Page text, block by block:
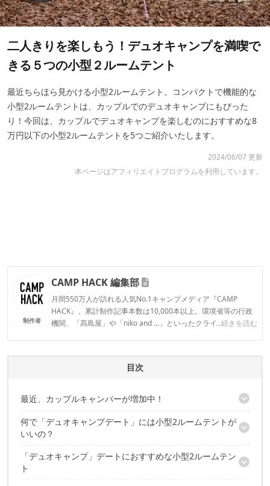
二人きりを楽しもう！デュオキャンプを満喫で
きる５つの小型２ルームテント
最近ちらほら見かける小型2ルームテント。コンパクトで機能的な
小型2ルームテントは、カップルでのデュオキャンプにもぴった
り！今回は、カップルでデュオキャンプを楽しむのにおすすめな8
万円以下の小型2ルームテントを5つご紹介いたします。
2024/06/07 更新
本ページはアフィリエイトプログラムを利用しています。
制作者
CAMP HACK 編集部
月間550万人が訪れる人気No.1キャンプメディア『CAMP
HACK』。累計制作記事本数は10,000本以上。環境省等の行政
機関、「髙島屋」や「niko and ...」といったクライアントとの
...続きを読む
CAMP HACK 編集部のプロフィール
目次
最近、カップルキャンパーが増加中！
デュオキャンプが楽しい理由
何で「デュオキャンプデート」には小型2ルームテントが
いいの？
快適な居住空間を作れる
「デュオキャンプ」デートにおすすめな小型2ルームテン
ト